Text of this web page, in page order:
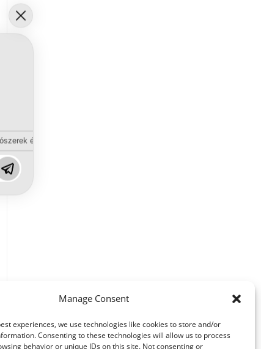
Manage Consent
experiences, we use technologies like cookies to store and/or
Consenting to these technologies will allow us to process
behavior or unique IDs on this site. Not consenting or
és diszpergálószerek terén?